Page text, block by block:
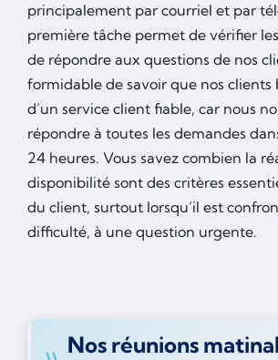
principalement par courriel et par
première tâche permet de vérifier
de répondre aux questions de nos
formidable de savoir que nos clients
d’un service client fiable, car nous
répondre à toutes les demandes
24 heures. Vous savez combien la
disponibilité sont des critères
du client, surtout lorsqu’il est
difficulté, à une question urgente.
Nos réunions